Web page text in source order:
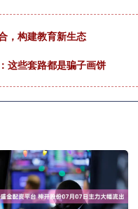
，构建教育新生态
这些套路都是骗子画饼